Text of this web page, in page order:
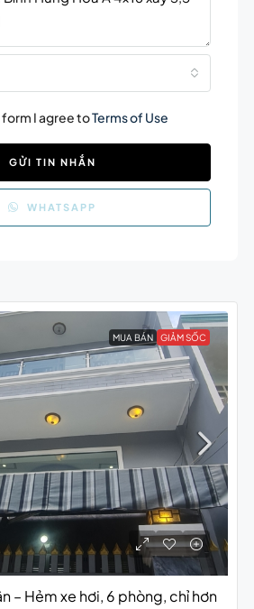
I agree toTerms of Use
GỬI TIN NHẮN
WHATSAPP
MUA BÁN GIẢM SỐC
– Hẻm xe hơi, 6 phòng, chỉ hơn